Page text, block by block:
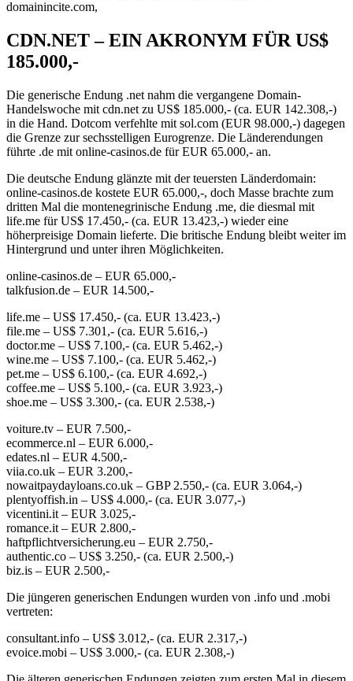
domainincite.com,
CDN.NET – EIN AKRONYM FÜR US$
185.000,-
Die generische Endung .net nahm die vergangene Domain-
Handelswoche mit cdn.net zu US$ 185.000,- (ca. EUR 142.308,-)
in die Hand. Dotcom verfehlte mit sol.com (EUR 98.000,-) dagegen
die Grenze zur sechsstelligen Eurogrenze. Die Länderendungen
führte .de mit online-casinos.de für EUR 65.000,- an.
Die deutsche Endung glänzte mit der teuersten Länderdomain:
online-casinos.de kostete EUR 65.000,-, doch Masse brachte zum
dritten Mal die montenegrinische Endung .me, die diesmal mit
life.me für US$ 17.450,- (ca. EUR 13.423,-) wieder eine
höherpreisige Domain lieferte. Die britische Endung bleibt weiter im
Hintergrund und unter ihren Möglichkeiten.
online-casinos.de – EUR 65.000,-
talkfusion.de – EUR 14.500,-
life.me – US$ 17.450,- (ca. EUR 13.423,-)
file.me – US$ 7.301,- (ca. EUR 5.616,-)
doctor.me – US$ 7.100,- (ca. EUR 5.462,-)
wine.me – US$ 7.100,- (ca. EUR 5.462,-)
pet.me – US$ 6.100,- (ca. EUR 4.692,-)
coffee.me – US$ 5.100,- (ca. EUR 3.923,-)
shoe.me – US$ 3.300,- (ca. EUR 2.538,-)
voiture.tv – EUR 7.500,-
ecommerce.nl – EUR 6.000,-
edates.nl – EUR 4.500,-
viia.co.uk – EUR 3.200,-
nowaitpaydayloans.co.uk – GBP 2.550,- (ca. EUR 3.064,-)
plentyoffish.in – US$ 4.000,- (ca. EUR 3.077,-)
vicentini.it – EUR 3.025,-
romance.it – EUR 2.800,-
haftpflichtversicherung.eu – EUR 2.750,-
authentic.co – US$ 3.250,- (ca. EUR 2.500,-)
biz.is – EUR 2.500,-
Die jüngeren generischen Endungen wurden von .info und .mobi
vertreten:
consultant.info – US$ 3.012,- (ca. EUR 2.317,-)
evoice.mobi – US$ 3.000,- (ca. EUR 2.308,-)